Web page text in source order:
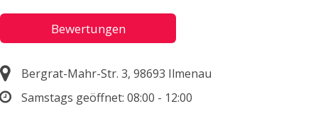
Bewertungen
Bergrat-Mahr-Str. 3, 98693 Ilmenau
Samstags geöffnet: 08:00 - 12:00